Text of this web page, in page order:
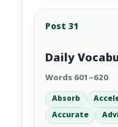
Post 31
Daily
Words 601–620
Absorb
Accurate